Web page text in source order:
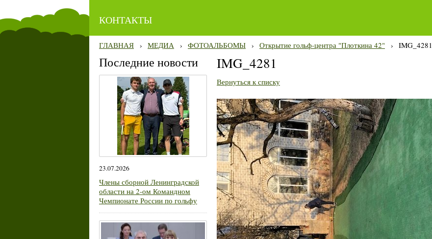
КОНТАКТЫ
ГЛАВНАЯ › МЕДИА › ФОТОАЛЬБОМЫ › Открытие гольф-центра "Плоткина 42" › IMG_4281
Последние новости
23.07.2026
Члены сборной Ленинградской
области на 2-ом Командном
Чемпионате России по гольфу
IMG_4281
Вернуться к списку